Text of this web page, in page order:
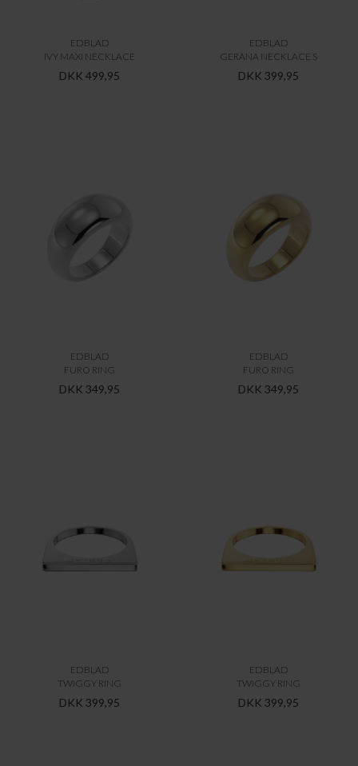
EDBLAD
IVY MAXI NECKLACE
DKK 499,95
EDBLAD
GERANA NECKLACE S
DKK 399,95
EDBLAD
FURO RING
DKK 349,95
EDBLAD
FURO RING
DKK 349,95
EDBLAD
TWIGGY RING
DKK 399,95
EDBLAD
TWIGGY RING
DKK 399,95